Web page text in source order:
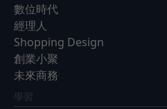
數位時代
經理人
Shopping Design
創業小聚
未來商務
學習